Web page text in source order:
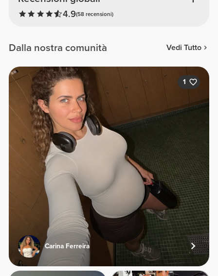
4.9(58 recensioni)
Dalla nostra comunità Vedi Tutto
1
Carina Ferreira